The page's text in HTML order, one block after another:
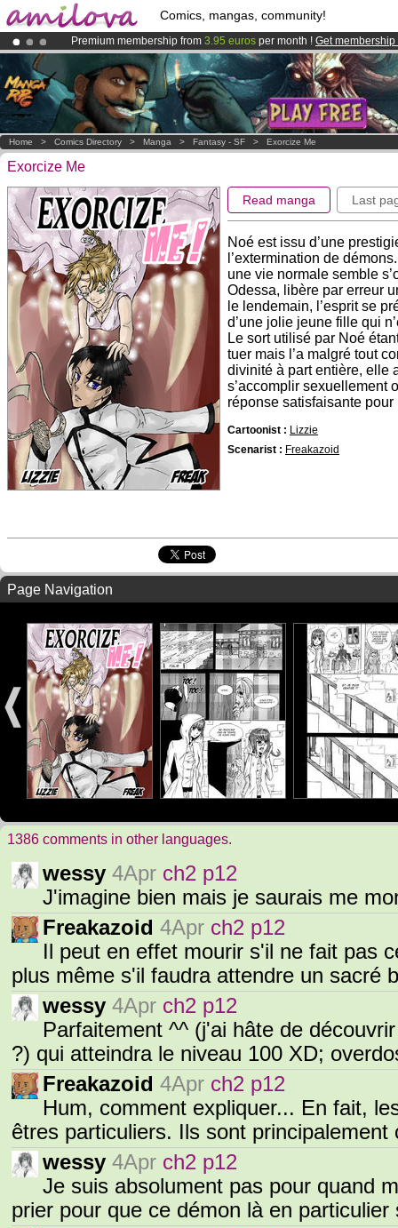
Comics, mangas, community!
Premium membership from 3.95 euros per month ! Get membership
AmilovaKickstarter is now LIVE!.
Already 134393membersand 1208 comics & mangas!.
Home > Comics Directory > Manga > Fantasy - SF > Exorcize Me
Exorcize Me
Read manga Last
Noé est issu d’une
l’extermination de
une vie normale semble
Odessa, libère par erreur
le lendemain, l’esprit se
d’une jolie jeune fille qui
Le sort utilisé par Noé
tuer mais l’a malgré tout
divinité à part entière, elle
s’accomplir sexuellement
réponse satisfaisante pour
Cartoonist : Lizzie
Scenarist : Freakazoid
Page Navigation
1386 comments in other languages.
wessy 4Apr ch2 p12
J'imagine bien mais je saurais me
Freakazoid 4Apr ch2 p12
Il peut en effet mourir s'il ne fait pas
plus même s'il faudra attendre un sacré
wessy 4Apr ch2 p12
Parfaitement ^^ (j'ai hâte de
?) qui atteindra le niveau 100 XD;
Freakazoid 4Apr ch2 p12
Hum, comment expliquer... En fait,
êtres particuliers. Ils sont
wessy 4Apr ch2 p12
Je suis absolument pas pour quand
prier pour que ce démon là en